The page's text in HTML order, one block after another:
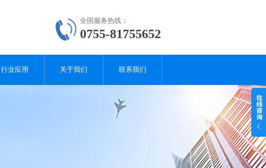
全国服务热线：
0755-81755652
行业应用 关于我们 联系我们